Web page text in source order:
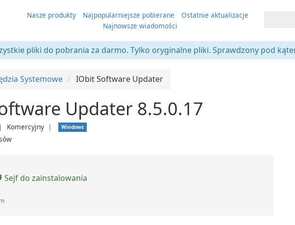
Nasze produkty Najpopularniejsze pobierane
Ostatnie aktualizacje
Najnowsze wiadomości
pliki do pobrania za darmo. Tylko oryginalne pliki. Sprawdzony pod
Systemowe IObit Software Updater
Updater 8.5.0.17
❘ Komercyjny ❘ Windows
Sejf do zainstalowania